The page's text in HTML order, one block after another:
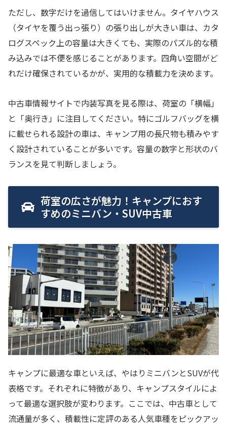
ただし、数字だけを過信してはいけません。タイヤハウス
（タイヤを覆う出っ張り）の張り出しが大きい車は、カタ
ログスペック上の容量は大きくても、実際のパズル的な積
み込みでは不便を感じることがあります。四角い空間がど
れだけ確保されているかが、実用的な積載力を決めます。
中古車情報サイトで内装写真を見る際は、荷室の「横幅」
と「奥行き」に注目してください。特にゴルフバッグを横
に載せられる設計の車は、キャンプ用の長尺物も積みやす
く設計されていることが多いです。容量の数字と形状のバ
ランスを見て判断しましょう。
荷室の広さが魅力！キャンプにおす
すめのミニバン・SUV中古車
キャンプに最適な車といえば、やはりミニバンとSUVが代
表格です。それぞれに特徴があり、キャンプスタイルによ
って最適な選択肢が変わります。ここでは、中古車として
流通量が多く、積載性に定評のある人気車種をピックアッ